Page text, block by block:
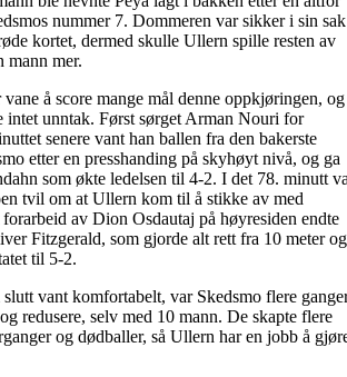
nummer 7. Dommeren var sikker i sin sak
kortet, dermed skulle Ullern spille resten av
mann mer.
å score mange mål denne oppkjøringen, og
intet unntak. Først sørget Arman Nouri for
senere vant han ballen fra den bakerste
etter en presshanding på skyhøyt nivå, og ga
som økte ledelsen til 4-2. I det 78. minutt
tvil om at Ullern kom til å stikke av med
av Dion Osdautaj på høyresiden endte
Fitzgerald, som gjorde alt rett fra 10 meter og
til 5-2.
vant komfortabelt, var Skedsmo flere
redusere, selv med 10 mann. De skapte flere
og dødballer, så Ullern har en jobb å